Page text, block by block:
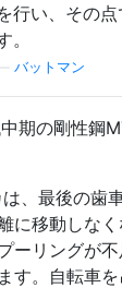
行い、その
。
バットマン
期の剛性鋼
は、最後の歯
に移動しなく
ーリングが
す。自転車